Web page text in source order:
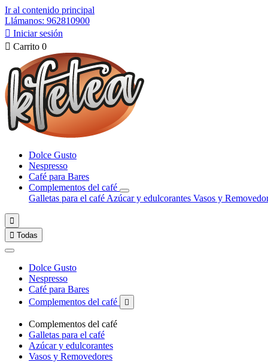
Ir al contenido principal
Llámanos: 962810900
 Iniciar sesión
 Carrito 0
Dolce Gusto
Nespresso
Café para Bares
Complementos del café
Galletas para el café Azúcar y edulcorantes Vasos y

 Todas
Dolce Gusto
Nespresso
Café para Bares
Complementos del café

Complementos del café
Galletas para el café
Azúcar y edulcorantes
Vasos y Removedores